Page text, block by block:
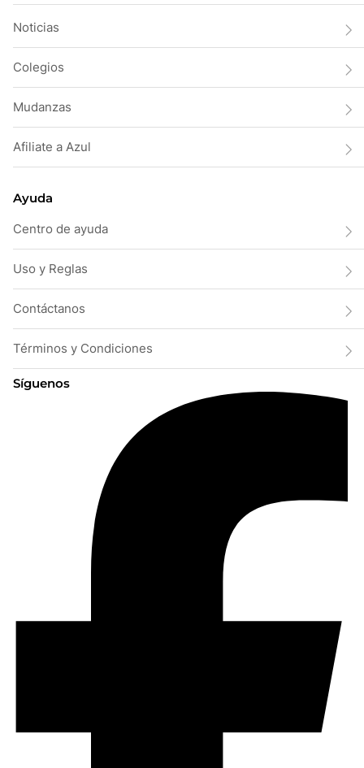
Noticias
Colegios
Mudanzas
Afiliate a Azul
Ayuda
Centro de ayuda
Uso y Reglas
Contáctanos
Términos y Condiciones
Síguenos